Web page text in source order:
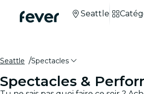
Seattle
Seattle Spectacles
Spectacles &